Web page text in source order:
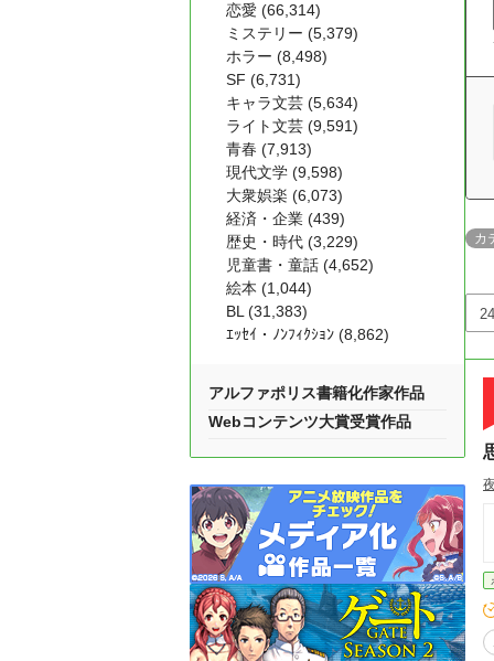
カ
恋愛 (66,314)
ミステリー (5,379)
ホラー (8,498)
SF (6,731)
キャラ文芸 (5,634)
ライト文芸 (9,591)
青春 (7,913)
現代文学 (9,598)
大衆娯楽 (6,073)
経済・企業 (439)
歴史・時代 (3,229)
児童書・童話 (4,652)
絵本 (1,044)
BL (31,383)
ｴｯｾｲ・ﾉﾝﾌｨｸｼｮﾝ (8,862)
アルファポリス書籍化作家作品
Webコンテンツ大賞受賞作品